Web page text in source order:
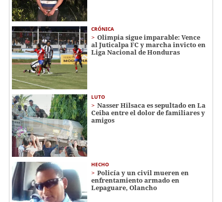
CRÓNICA
Olimpia sigue imparable: Vence
al Juticalpa FC y marcha invicto en
Liga Nacional de Honduras
LUTO
Nasser Hilsaca es sepultado en La
Ceiba entre el dolor de familiares y
amigos
HECHO
Policía y un civil mueren en
enfrentamiento armado en
Lepaguare, Olancho